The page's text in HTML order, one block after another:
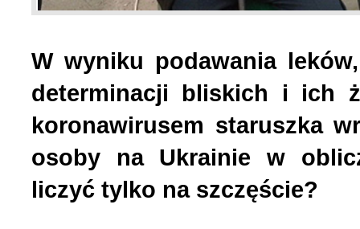
List do redakcji (7)
Literatura (2)
Losy Polaków
Losy rodzin polskich (3)
1 (156) 2024 r. (5)
4 (155) 2023 r. (1)
3 (154) 2023 r. (1)
2 (153) 2023 r. (1)
W wyniku podawania
determinacji bliskich i ich
koronawirusem staruszka
osoby na Ukrainie w
liczyć tylko na szczęście?